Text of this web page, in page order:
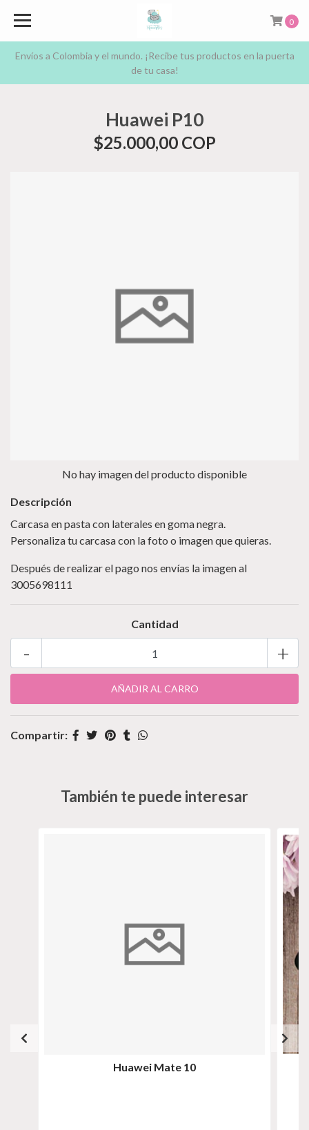
Envíos a Colombia y el mundo. ¡Recibe tus productos en la puerta
de tu casa!
0
Huawei P10
$25.000,00 COP
No hay imagen del producto disponible
Descripción
Carcasa en pasta con laterales en goma negra.
Personaliza tu carcasa con la foto o imagen que quieras.
Después de realizar el pago nos envías la imagen al
3005698111
Cantidad
+
-
Compartir:
También te puede interesar
Huawei Mate 10